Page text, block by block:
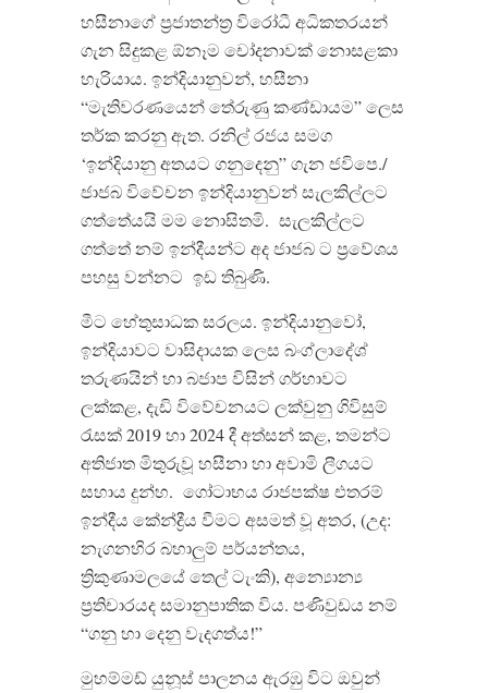
හසීනාගේ ප්‍රජාතන්ත්‍ර විරෝධී අධිකතරයන්
ගැන සිදුකළ ඕනෑම චෝදනාවක් නොසළකා
හැරියාය. ඉන්දියානුවන්, හසීනා
“මැතිවරණයෙන් තේරුණු කණ්ඩායම”ලෙස
තර්ක කරනු ඇත. රනිල් රජය සමග
‘ඉන්දියානු අතයට ගනුදෙනු”ගැන ජවිපෙ./
ජාජබ විවේචන ඉන්දියානුවන් සැලකිල්ලට
ගත්තේයයි මම නොසිතමි. සැලකිල්ලට
ගත්තේ නම් ඉන්දීයන්ට අද ජාජබ ට ප්‍රවේශය
පහසු වන්නට ඉඩ තිබුණි.
මීට හේතුසාධක සරලය. ඉන්දියානුවෝ,
ඉන්දියාවට වාසිදායක ලෙස බංග්ලාදේශ්
තරුණයින් හා බජාප විසින් ගර්හාවට
ලක්කළ, දැඩි විවේචනයට ලක්වුනු ගිවිසුම්
රැසක්2019හා2024දී අත්සන් කළ, තමන්ට
අතිජාත මිතුරුවූ හසීනා හා අවාමි ලීගයට
සහාය දුන්හ. ගෝටාභය රාජපක්ෂ එතරම්
ඉන්දීය කේන්ද්‍රීය වීමට අසමත් වූ අතර, (උද:
නැගනහිර බහාලුම් පර්යන්තය,
ත්‍රිකුණාමලයේ තෙල් ටැංකි), අන්‍යොන්‍ය
ප්‍රතිචාරයද සමානුපාතික විය. පණිවුඩය නම්
“ගනු හා දෙනු වැදගත්ය!”
මුහම්මඩ් යුනූස් පාලනය ඇරඹු විට ඔවුන්